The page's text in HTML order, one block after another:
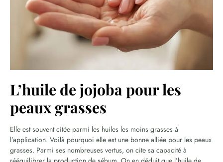
L’huile de jojoba pour les
peaux grasses
Elle est souvent citée parmi les huiles les moins grasses à
l’application. Voilà pourquoi elle est une bonne alliée pour les peaux
grasses. Parmi ses nombreuses vertus, on cite sa capacité à